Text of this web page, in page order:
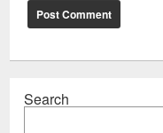
Search